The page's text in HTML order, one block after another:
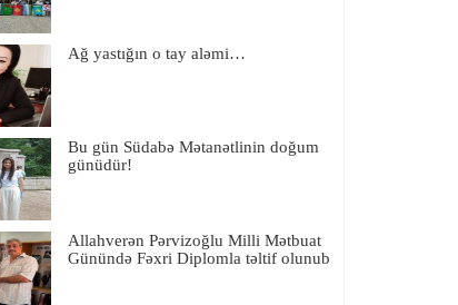
Ağ yastığın o tay aləmi…
Bu gün Südabə Mətanətlinin doğum
günüdür!
Allahverən Pərvizoğlu Milli Mətbuat
Günündə Fəxri Diplomla təltif olunub